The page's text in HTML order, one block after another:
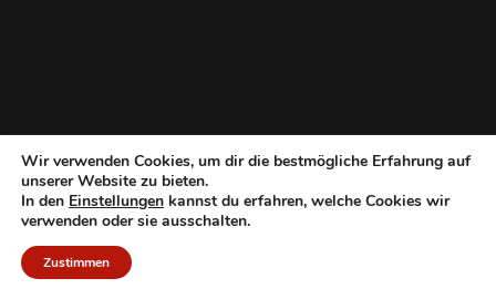
Wir verwenden Cookies, um dir die bestmögliche Erfahrung auf
unserer Website zu bieten.
In den Einstellungen kannst du erfahren, welche Cookies wir
verwenden oder sie ausschalten.
Zustimmen